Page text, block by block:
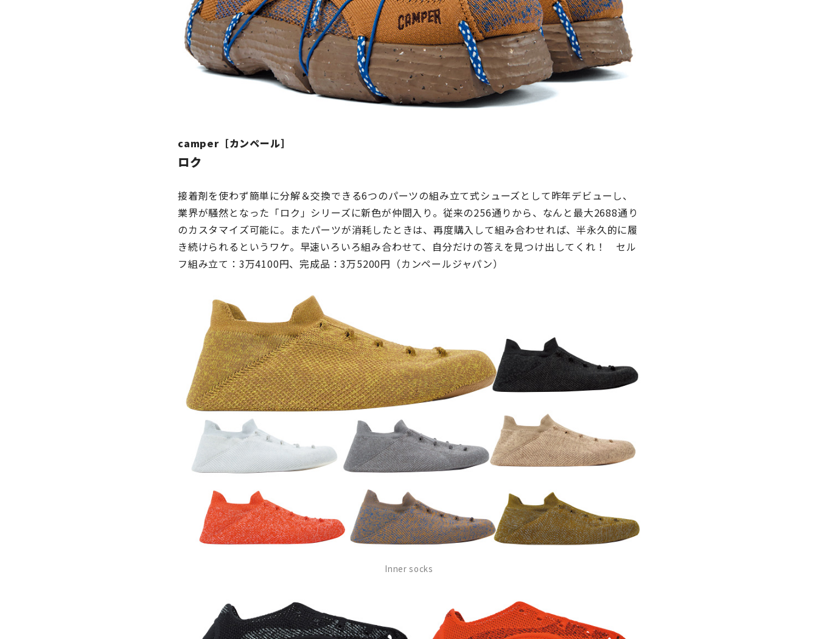
camper［カンペール］
ロク
接着剤を使わず簡単に分解＆交換できる6つのパーツの組み立て式シューズとして昨年デビューし、
業界が騒然となった「ロク」シリーズに新色が仲間入り。従来の256通りから、なんと最大2688通り
のカスタマイズ可能に。またパーツが消耗したときは、再度購入して組み合わせれば、半永久的に履
き続けられるというワケ。早速いろいろ組み合わせて、自分だけの答えを見つけ出してくれ！ セル
フ組み立て：3万4100円、完成品：3万5200円（カンペールジャパン）
Inner socks